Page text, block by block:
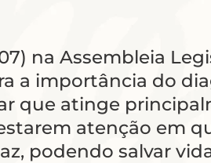
na Assembleia
a importância do
que atinge
atenção em
podendo salvar